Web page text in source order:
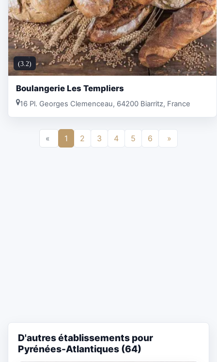
(3.2)
Boulangerie Les Templiers
16 Pl. Georges Clemenceau, 64200 Biarritz, France
« 1 2 3 4 5 6 »
D'autres établissements pour
Pyrénées-Atlantiques (64)